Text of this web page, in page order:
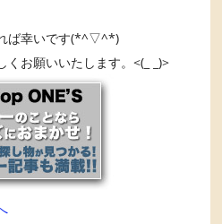
ば幸いです(*^▽^*)
くお願いいたします。<(_ _)>